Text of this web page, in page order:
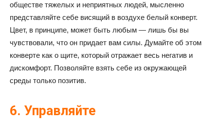
обществе тяжелых и неприятных людей, мысленно
представляйте себе висящий в воздухе белый конверт.
Цвет, в принципе, может быть любым — лишь бы вы
чувствовали, что он придает вам силы. Думайте об этом
конверте как о щите, который отражает весь негатив и
дискомфорт. Позволяйте взять себе из окружающей
среды только позитив.
6. Управляйте